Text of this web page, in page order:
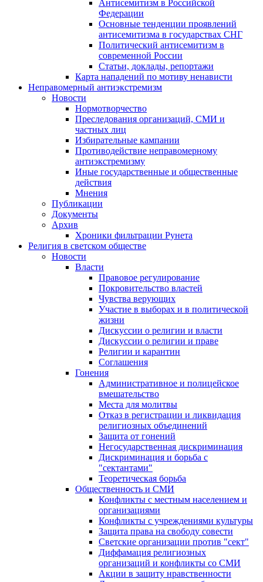
Антисемитизм в Российской
Федерации
Основные тенденции проявлений
антисемитизма в государствах СНГ
Политический антисемитизм в
современной России
Статьи, доклады, репортажи
Карта нападений по мотиву ненависти
Неправомерный антиэкстремизм
Новости
Нормотворчество
Преследования организаций, СМИ и
частных лиц
Избирательные кампании
Противодействие неправомерному
антиэкстремизму
Иные государственные и общественные
действия
Мнения
Публикации
Документы
Архив
Хроники фильтрации Рунета
Религия в светском обществе
Новости
Власти
Правовое регулирование
Покровительство властей
Чувства верующих
Участие в выборах и в политической
жизни
Дискуссии о религии и власти
Дискуссии о религии и праве
Религии и карантин
Соглашения
Гонения
Административное и полицейское
вмешательство
Места для молитвы
Отказ в регистрации и ликвидация
религиозных объединений
Защита от гонений
Негосударственная дискриминация
Дискриминация и борьба с
"сектантами"
Теоретическая борьба
Общественность и СМИ
Конфликты с местным населением и
организациями
Конфликты с учреждениями культуры
Защита права на свободу совести
Светские организации против "сект"
Диффамация религиозных
организаций и конфликты со СМИ
Акции в защиту нравственности